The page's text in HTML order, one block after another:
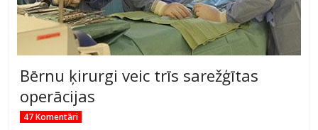
Bērnu ķirurgi veic trīs sarežģītas
operācijas
47 Komentāri